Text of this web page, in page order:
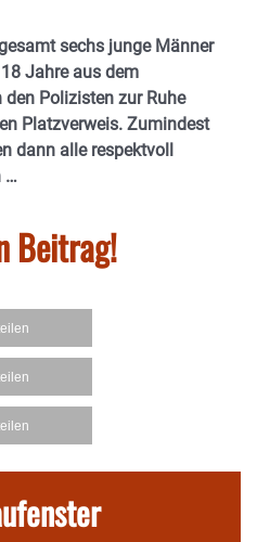
sechs junge Männer
Jahre aus dem
Polizisten zur Ruhe
Platzverweis. Zumindest
dann alle respektvoll
…
Beitrag!